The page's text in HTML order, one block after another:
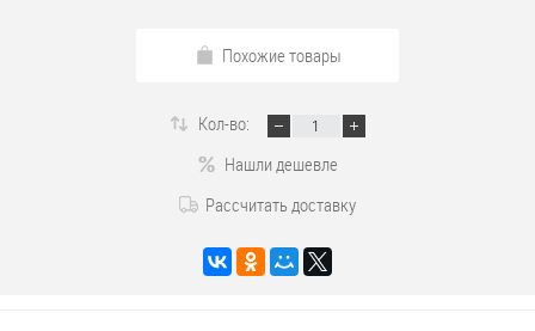
Похожие товары
Кол-во:
Нашли дешевле
Рассчитать доставку